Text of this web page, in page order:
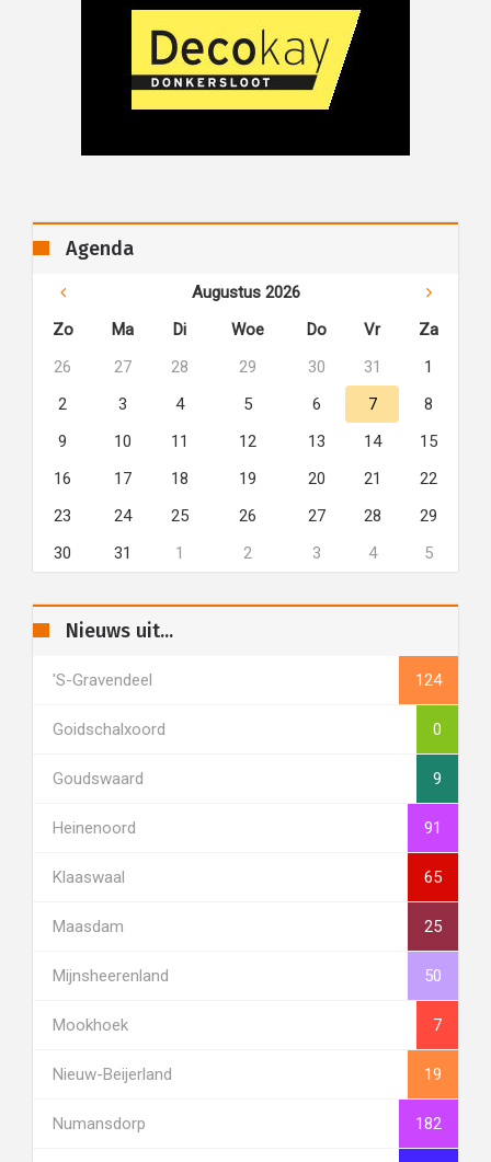
Agenda
Augustus 2026
Zo
Ma Di Woe Do Vr
Za
26
27 28 29 30 31
1
2
3 4 5 6 7
8
9
10 11 12 13 14
15
16
17 18 19 20 21
22
23
24 25 26 27 28
29
30
31 1 2 3 4 5
Nieuws uit...
's-Gravendeel 124
Goidschalxoord 0
Goudswaard 9
Heinenoord 91
Klaaswaal 65
Maasdam 25
Mijnsheerenland 50
Mookhoek 7
Nieuw-Beijerland 19
Numansdorp 182